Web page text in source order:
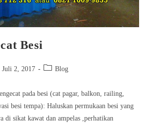
Besi
Juli 2, 2017 Blog
pada besi (cat pagar, balkon, railing,
besi tempa): Haluskan permukaan besi yang
di sikat kawat dan ampelas ,perhatikan